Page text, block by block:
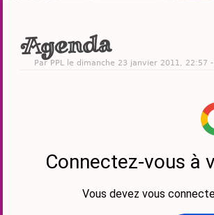
Agenda
Par PPL le dimanche 23 janvier 2011, 22:57 -